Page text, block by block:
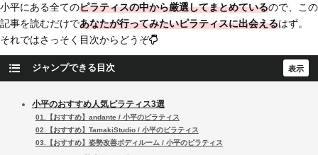
小平にある全てのピラティスの中から厳選してまとめているので、この
記事を読むだけであなたが行ってみたいピラティスに出会えるはず。
それではさっそく目次からどうぞ
ジャンプできる目次
小平のおすすめ人気ピラティス3選
01.【おすすめ】andante / 小平のピラティス
02.【おすすめ】TamakiStudio / 小平のピラティス
03.【おすすめ】姿勢改善ボディルーム / 小平のピラティス